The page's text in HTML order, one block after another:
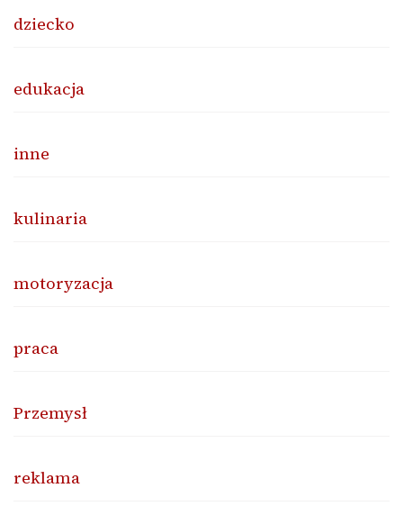
dziecko
edukacja
inne
kulinaria
motoryzacja
praca
Przemysł
reklama